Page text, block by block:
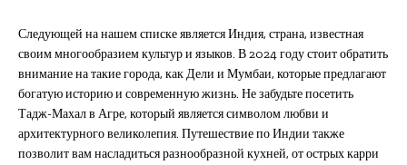
Следующей на нашем списке является Индия, страна, известная
своим многообразием культур и языков. В 2024 году стоит обратить
внимание на такие города, как Дели и Мумбаи, которые предлагают
богатую историю и современную жизнь. Не забудьте посетить
Тадж-Махал в Агре, который является символом любви и
архитектурного великолепия. Путешествие по Индии также
позволит вам насладиться разнообразной кухней, от острых карри